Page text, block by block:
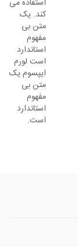
استفاده می
کند. یک
متن بی
مفهوم
استاندارد
است لورم
ایپسوم یک
متن بی
مفهوم
استاندارد
است.